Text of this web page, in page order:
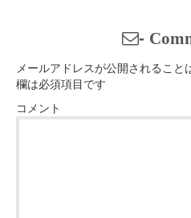
-
メールアドレスが公開されること
欄は必須項目です
コメント